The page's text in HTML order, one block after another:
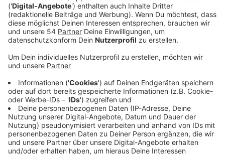
Anzeige
möglich
Anzeige
Die Bundesregierung will den Missbrauch der App
ausschließen. Infektionsmeldungen können nur nach
Bestätigung der Gesundheitsbehörden in der App
eingetragen werden. Das geschehe dann durch das